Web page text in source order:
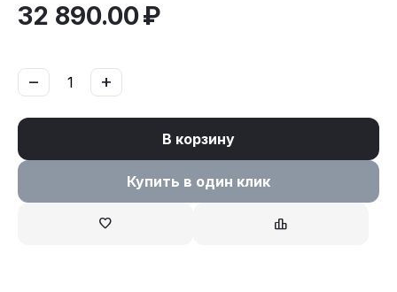
32 890.00₽
+
−
В корзину
Купить в один клик